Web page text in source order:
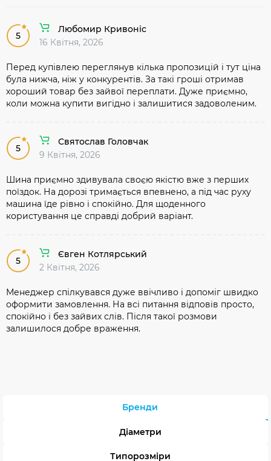
5
Любомир Кривоніс
16 Квітня, 2026
Перед купівлею переглянув кілька пропозицій і тут ціна
була нижча, ніж у конкурентів. За такі гроші отримав
хороший товар без зайвої переплати. Дуже приємно,
коли можна купити вигідно і залишитися задоволеним.
5
Святослав Головчак
9 Квітня, 2026
Шина приємно здивувала своєю якістю вже з перших
поїздок. На дорозі тримається впевнено, а під час руху
машина їде рівно і спокійно. Для щоденного
користування це справді добрий варіант.
5
Євген Котлярський
2 Квітня, 2026
Менеджер спілкувався дуже ввічливо і допоміг швидко
оформити замовлення. На всі питання відповів просто,
спокійно і без зайвих слів. Після такої розмови
залишилося добре враження.
Бренди
Діаметри
Типорозміри